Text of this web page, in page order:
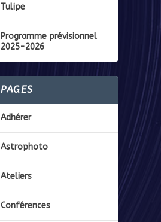
Tulipe
Programme prévisionnel
2025-2026
PAGES
Adhérer
Astrophoto
Ateliers
Conférences